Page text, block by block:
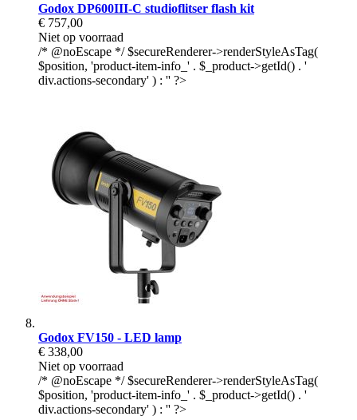
Godox DP600III-C studioflitser flash kit
€ 757,00
Niet op voorraad
/* @noEscape */ $secureRenderer->renderStyleAsTag(
$position, 'product-item-info_' . $_product->getId() . '
div.actions-secondary' ) : '' ?>
Godox FV150 - LED lamp
€ 338,00
Niet op voorraad
/* @noEscape */ $secureRenderer->renderStyleAsTag(
$position, 'product-item-info_' . $_product->getId() . '
div.actions-secondary' ) : '' ?>